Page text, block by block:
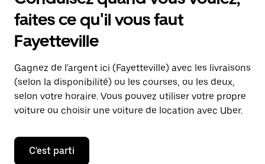
faites ce qu'il vous faut
Fayetteville
Gagnez de l'argent ici (Fayetteville) avec les livraisons
(selon la disponibilité) ou les courses, ou les deux,
selon votre horaire. Vous pouvez utiliser votre propre
voiture ou choisir une voiture de location avec Uber.
C'est parti